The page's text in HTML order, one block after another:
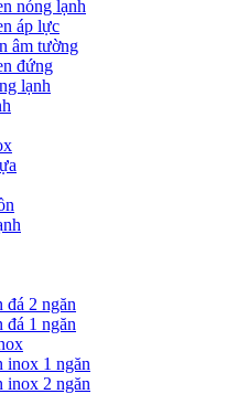
nóng lạnh
áp lực
âm tường
đứng
lạnh
đá 2 ngăn
đá 1 ngăn
inox 1 ngăn
inox 2 ngăn